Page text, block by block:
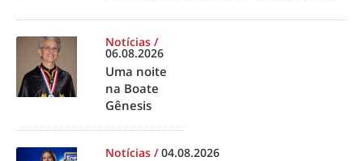
Notícias /
06.08.2026
Uma noite
na Boate
Gênesis
Notícias /04.08.2026